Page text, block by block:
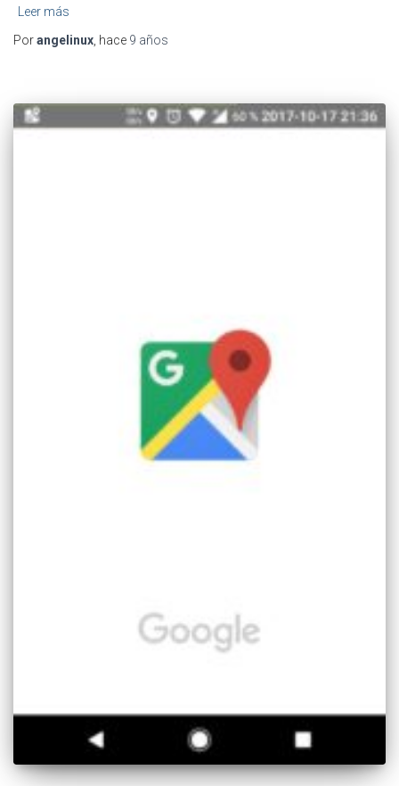
Leer más
Porangelinux , hace 9 años